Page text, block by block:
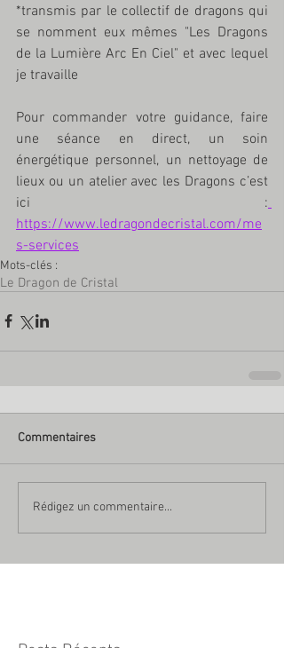
*transmis par le collectif de dragons qui
se nomment eux mêmes "Les Dragons
de la Lumière Arc En Ciel" et avec lequel
je travaille
Pour commander votre guidance, faire
une séance en direct, un soin
énergétique personnel, un nettoyage de
lieux ou un atelier avec les Dragons c’est
ici :
https://www.ledragondecristal.com/me
s-services
Mots-clés :
Le Dragon de Cristal
Commentaires
Rédigez un commentaire...